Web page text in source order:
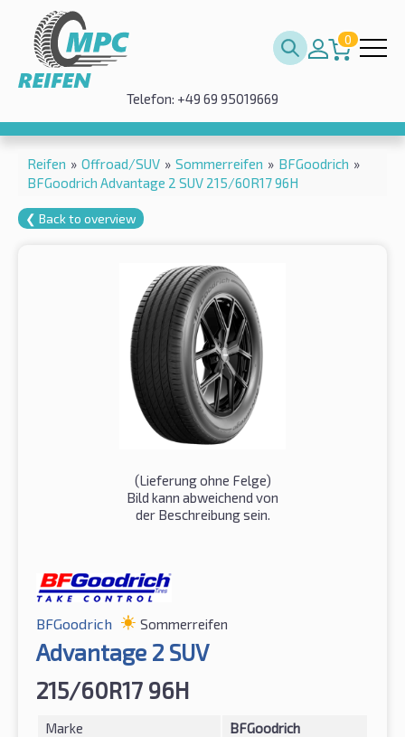
0
Telefon: +49 69 95019669
Reifen » Offroad/SUV » Sommerreifen » BFGoodrich »
BFGoodrich Advantage 2 SUV 215/60R17 96H
❮ Back to overview
(Lieferung ohne Felge)
Bild kann abweichend von
der Beschreibung sein.
BFGoodrich Sommerreifen
Advantage 2 SUV
215/60R17 96H
Marke
BFGoodrich